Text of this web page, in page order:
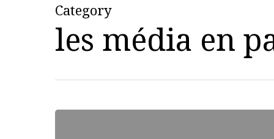
Category
les média en